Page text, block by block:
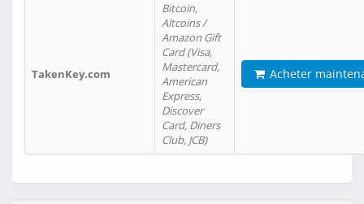
TakenKey.com
Bitcoin,
Altcoins /
Amazon Gift
Card (Visa,
Mastercard,
American
Express,
Discover
Card, Diners
Club, JCB)
Acheter